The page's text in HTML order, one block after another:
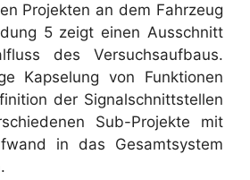
Projekten an dem Fahrzeug
5 zeigt einen Ausschnitt
des Versuchsaufbaus.
Kapselung von Funktionen
der Signalschnittstellen
Sub-Projekte mit
in das Gesamtsystem